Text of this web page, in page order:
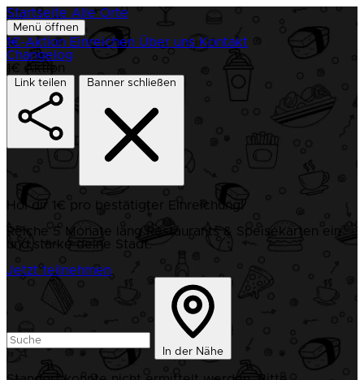
Startseite Alle Orte
Menü öffnen
1€-Aktion Einreichen Über uns Kontakt
Changelog
1€ Aktion
Link teilen Banner schließen
Hol dir 1€ pro bestätigter Einreichung!
Reiche 5 Monate lang Restaurants & Speisekarten ein
und stärke deine Stadt.
Jetzt teilnehmen
In der Nähe